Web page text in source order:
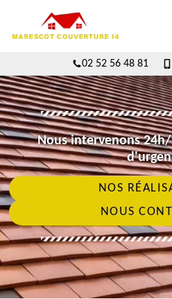
02 52 56 48 81
Nous intervenons
NOS
NOUS